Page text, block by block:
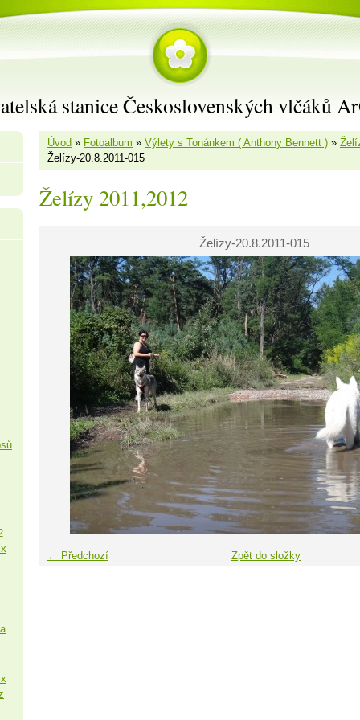
stanice Československých vlčáků
Úvod » Fotoalbum » Výlety s Tonánkem ( Anthony Bennett ) »
Želízy-20.8.2011-015
Želízy 2011,2012
Želízy-20.8.2011-015
← Předchozí Zpět do složky